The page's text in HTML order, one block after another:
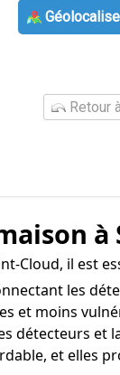
Retour
à
Cloud, il est
les
et moins
détecteurs et
et elles